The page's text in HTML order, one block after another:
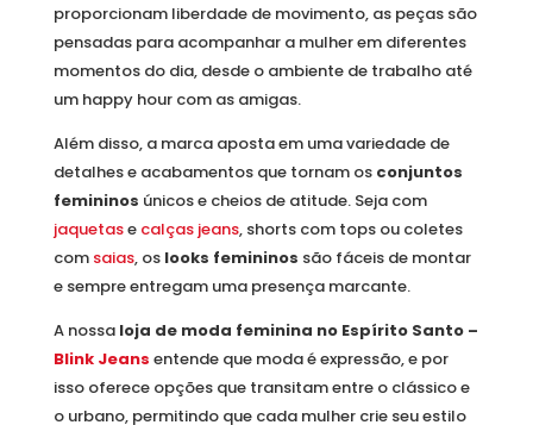
proporcionam liberdade de movimento, as peças são
pensadas para acompanhar a mulher em diferentes
momentos do dia, desde o ambiente de trabalho até
um happy hour com as amigas.
Além disso, a marca aposta em uma variedade de
detalhes e acabamentos que tornam os conjuntos
femininos únicos e cheios de atitude. Seja com
jaquetase calças jeans, shorts com tops ou coletes
com saias, os looks femininos são fáceis de montar
e sempre entregam uma presença marcante.
A nossa loja de moda feminina no Espírito Santo –
Blink Jeans entende que moda é expressão, e por
isso oferece opções que transitam entre o clássico e
o urbano, permitindo que cada mulher crie seu estilo